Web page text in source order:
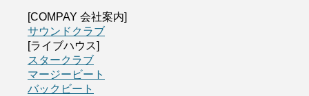
[COMPAY 会社案内]
サウンドクラブ
[ライブハウス]
スタークラブ
マージービート
バックビート